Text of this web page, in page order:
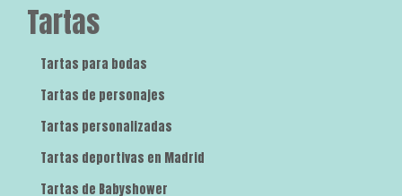
Tartas
Tartas para bodas
Tartas de personajes
Tartas personalizadas
Tartas deportivas en Madrid
Tartas de Babyshower